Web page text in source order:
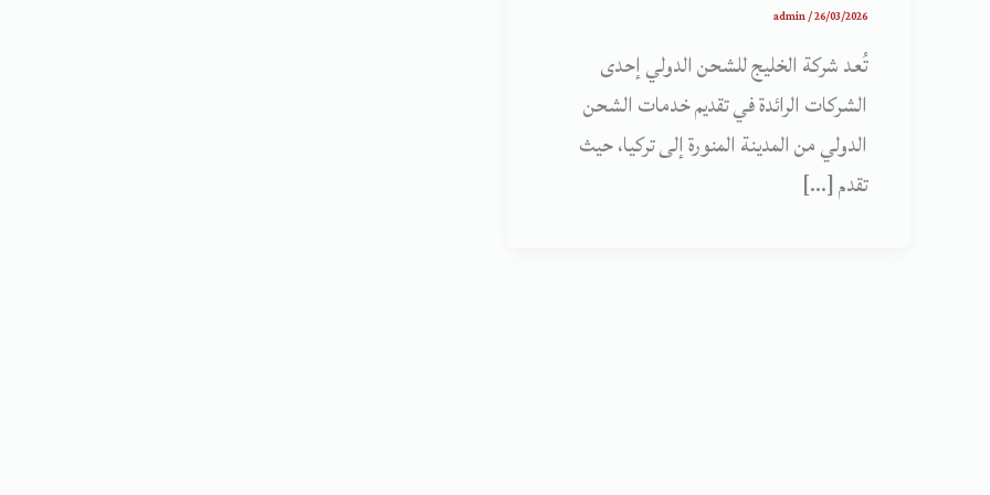
admin/26/03/2026
تُعد شركة الخليج للشحن الدولي إحدى
الشركات الرائدة في تقديم خدمات الشحن
الدولي من المدينة المنورة إلى تركيا، حيث
تقدم […]